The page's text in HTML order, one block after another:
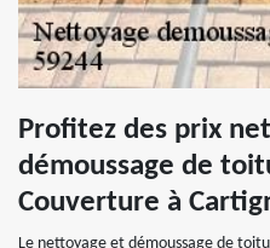
Profitez des prix
démoussage de
Couverture à
Le nettoyage et démoussage de